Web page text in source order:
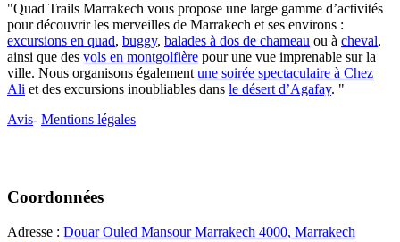
"Quad Trails Marrakech vous propose une large gamme d’activités
pour découvrir les merveilles de Marrakech et ses environs :
excursions en quad, buggy, balades à dos de chameau ou à cheval,
ainsi que des vols en montgolfière pour une vue imprenable sur la
ville. Nous organisons également une soirée spectaculaire à Chez
Ali et des excursions inoubliables dans le désert d’Agafay. "
Avis- Mentions légales
Coordonnées
Adresse : Douar Ouled Mansour Marrakech 4000, Marrakech